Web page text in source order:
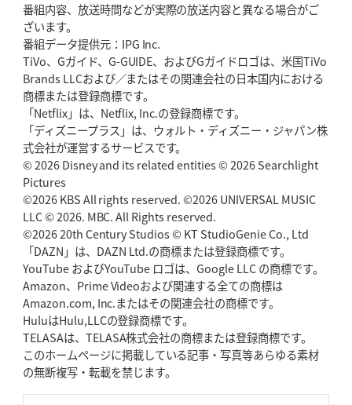
2026年5月21日(木)更新
狭山RG、ライチェル海遥スタッフ入り
ッション
2026年5月14日(木)更新
神戸、1位通過の立役者レタリック
「悲運の闘将」宮地克実氏死去 熱血指導で埼玉WKの基礎築く
2026年4月30日(木)更新
BR東京、「ユニバーサルデー」の意義「特別からノーマルへ」が最終
ゴール
2026年4月23日(木)更新
元代表ラピース、今季限りで引退「クボタは10年いた自分のホーム」
2026年4月16日(木)更新
BL東京「強化拠点」を「共有財産」に新クラブハウスは「皆に開かれ
た空間」
2026年4月9日(木)更新
番組内容、放送時間などが実際の放送内容と異なる場合がご
ざいます。
番組データ提供元：IPG Inc.
TiVo、Gガイド、G-GUIDE、およびGガイドロゴは、米国TiVo
Brands LLCおよび／またはその関連会社の日本国内における
商標または登録商標です。
「Netflix」は、Netflix, Inc.の登録商標です。
「ディズニープラス」は、ウォルト・ディズニー・ジャパン株
式会社が運営するサービスです。
© 2026 Disney and its related entities © 2026 Searchlight
Pictures
©2026 KBS All rights reserved. ©2026 UNIVERSAL MUSIC
LLC © 2026. MBC. All Rights reserved.
©2026 20th Century Studios © KT StudioGenie Co., Ltd
「DAZN」は、DAZN Ltd.の商標または登録商標です。
YouTube およびYouTube ロゴは、Google LLC の商標です。
Amazon、Prime Videoおよび関連する全ての商標は
Amazon.com, Inc.またはその関連会社の商標です。
HuluはHulu,LLCの登録商標です。
TELASAは、TELASA株式会社の商標または登録商標です。
このホームページに掲載している記事・写真等あらゆる素材
の無断複写・転載を禁じます。